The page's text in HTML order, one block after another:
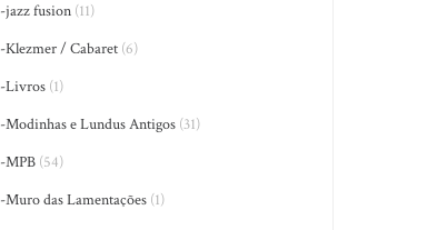
-jazz fusion (11)
-Klezmer / Cabaret (6)
-Livros (1)
-Modinhas e Lundus Antigos (31)
-MPB (54)
-Muro das Lamentações (1)